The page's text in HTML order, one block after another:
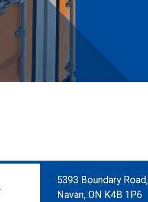
5393 Boundary Road,
Navan, ON K4B 1P6